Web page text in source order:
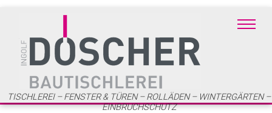
TISCHLEREI – FENSTER & TÜREN – ROLLÄDEN – WINTERGÄRTEN –
EINBRUCHSCHUTZ